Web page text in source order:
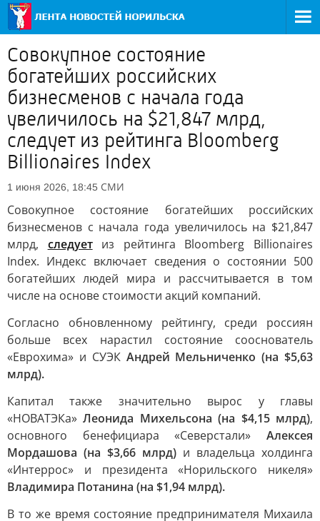
Совокупное состояние
богатейших российских
бизнесменов с начала года
увеличилось на $21,847 млрд,
следует из рейтинга Bloomberg
Billionaires Index
1 июня 2026, 18:45 СМИ
Совокупное состояние богатейших российских
бизнесменов с начала года увеличилось на $21,847
млрд, следуетиз рейтинга Bloomberg Billionaires
Index. Индекс включает сведения о состоянии 500
богатейших людей мира и рассчитывается в том
числе на основе стоимости акций компаний.
Согласно обновленному рейтингу, среди россиян
больше всех нарастил состояние сооснователь
«Еврохима» и СУЭК Андрей Мельниченко (на $5,63
млрд).
Капитал также значительно вырос у главы
«НОВАТЭКа»Леонида Михельсона (на $4,15 млрд),
основного бенефициара «Северстали» Алексея
Мордашова (на $3,66 млрд) и владельца холдинга
«Интеррос» и президента «Норильского никеля»
Владимира Потанина (на $1,94 млрд).
В то же время состояние предпринимателя Михаила